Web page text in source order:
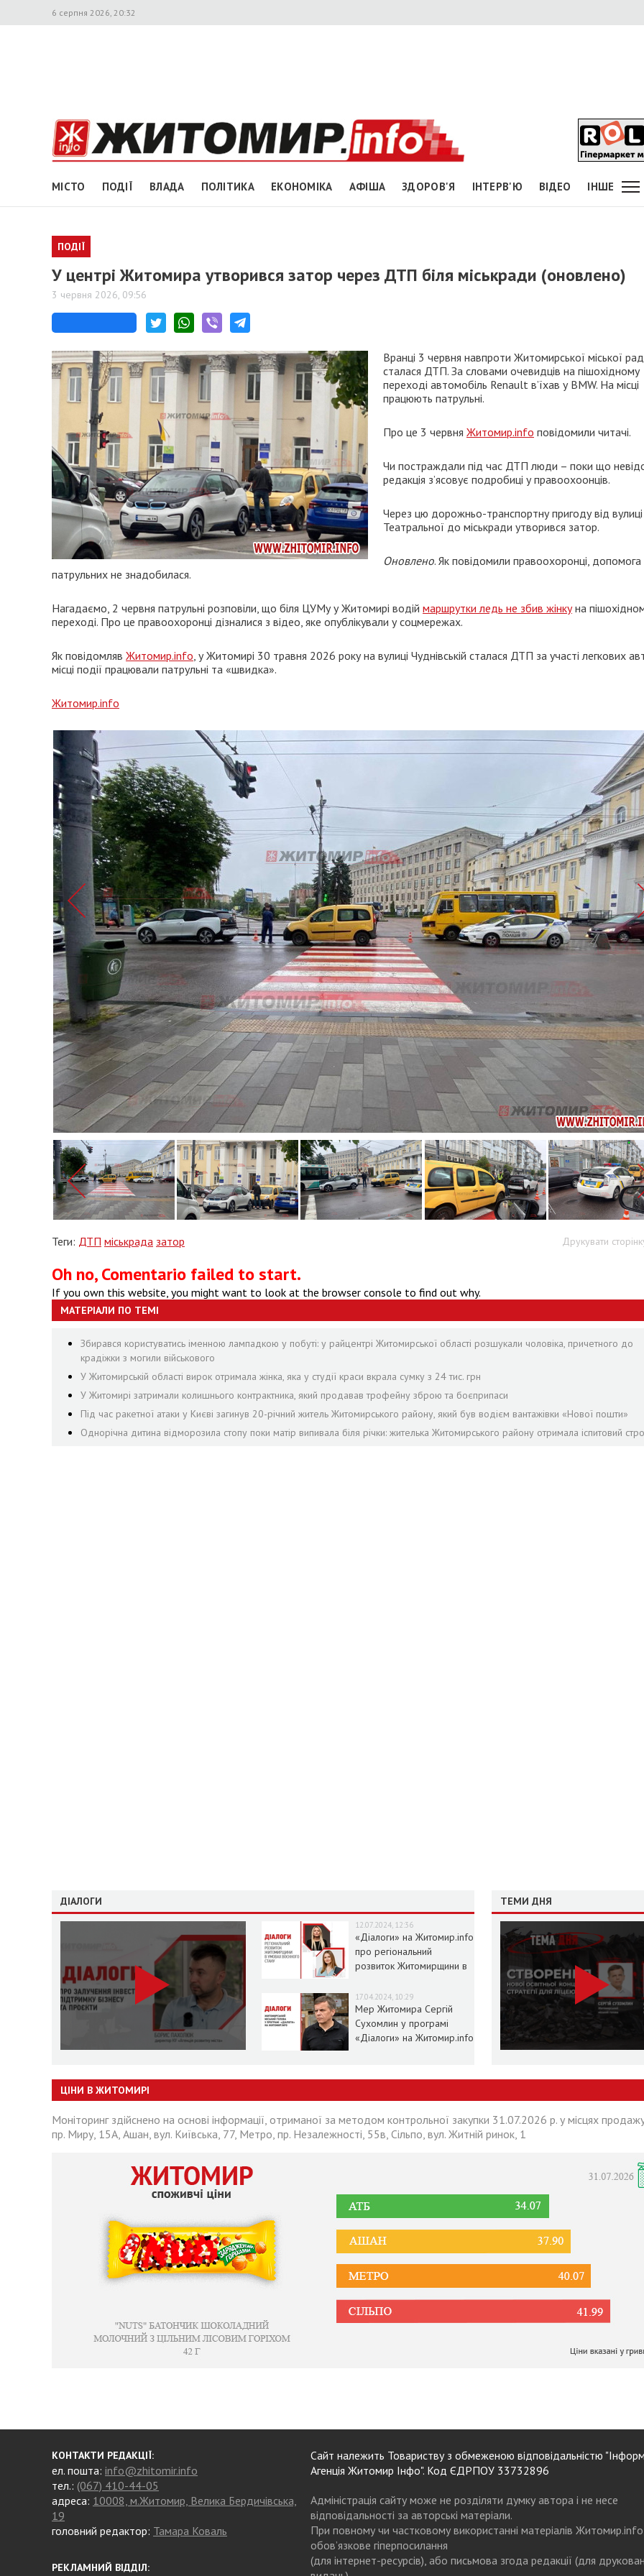
6 серпня 2026, 20:32
МІСТО ПОДІЇ ВЛАДА ПОЛІТИКА ЕКОНОМІКА АФІША ЗДОРОВ'Я ІНТЕРВ'Ю ВІДЕО ІНШЕ
ПОДІЇ
У центрі Житомира утворився затор через ДТП біля міськради (оновлено)
3 червня 2026, 09:56
Вранці 3 червня навпроти Житомирської міської
сталася ДТП. За словами очевидців на пішохідному
переході автомобіль Renault в’їхав у BMW. На місці
працюють патрульні.
Про це 3 червня Житомир.info повідомили читачі.
Чи постраждали під час ДТП люди – поки що
редакція з’ясовує подробиці у правоохоонців.
Через цю дорожньо-транспортну пригоду від вулиці
Театральної до міськради утворився затор.
Оновлено. Як повідомили правоохоронці, допомога
патрульних не знадобилася.
Нагадаємо, 2 червня патрульні розповіли, що біля ЦУМу у Житомирі водій маршрутки ледь не збив жінкуна
переході. Про це правоохоронці дізналися з відео, яке опублікували у соцмережах.
Як повідомляв Житомир.info, у Житомирі 30 травня 2026 року на вулиці Чуднівській сталася ДТП за участі легкових
місці події працювали патрульні та «швидка».
Житомир.info
Друкувати
Теги: ДТП міськрада затор
Oh no, Comentario failed to start.
If you own this website, you might want to look at the browser console to find out why.
МАТЕРІАЛИ ПО ТЕМІ
Збирався користуватись іменною лампадкою у побуті: у райцентрі Житомирської області розшукали чоловіка, причетного до
крадіжки з могили військового
У Житомирській області вирок отримала жінка, яка у студії краси вкрала сумку з 24 тис. грн
У Житомирі затримали колишнього контрактника, який продавав трофейну зброю та боєприпаси
Під час ракетної атаки у Києві загинув 20-річний житель Житомирського району, який був водієм вантажівки «Нової пошти»
Однорічна дитина відморозила стопу поки матір випивала біля річки: жителька Житомирського району отримала іспитовий
ДІАЛОГИ
12.07.2024, 12:36
«Діалоги» на Житомир.info
про регіональний
розвиток Житомирщини в
17.04.2024, 10:29
Мер Житомира Сергій
Сухомлин у програмі
«Діалоги» на Житомир.info
ТЕМИ ДНЯ
ЦІНИ В ЖИТОМИРІ
Моніторинг здійснено на основі інформації, отриманої за методом контрольної закупки 31.07.2026 р. у місцях
пр. Миру, 15А, Ашан, вул. Київська, 77, Метро, пр. Незалежності, 55в, Сільпо, вул. Житній ринок, 1
КОНТАКТИ РЕДАКЦІЇ:
ел. пошта: info@zhitomir.info
тел.: (067) 410-44-05
адреса: 10008, м.Житомир, Велика Бердичівська,
19
головний редактор: Тамара Коваль
РЕКЛАМНИЙ ВІДДІЛ:
Сайт належить Товариству з обмеженою відповідальністю
Агенція Житомир Інфо". Код ЄДРПОУ 33732896
Адміністрація сайту може не розділяти думку автора і не несе
відповідальності за авторські матеріали.
При повному чи частковому використанні матеріалів Житомир.info
обов’язкове гіперпосилання
(для інтернет-ресурсів), або письмова згода редакції (для